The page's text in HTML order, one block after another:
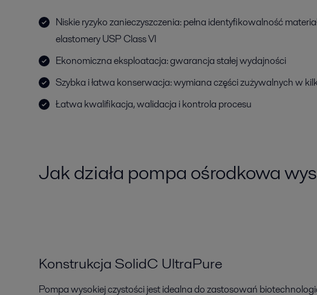
Niskie ryzyko zanieczyszczenia: pełna identyfikowalność
elastomery USP Class VI
Ekonomiczna eksploatacja: gwarancja stałej wydajności
Szybka i łatwa konserwacja: wymiana części zużywalnych w
Łatwa kwalifikacja, walidacja i kontrola procesu
Jak działa pompa ośrodkowa
Konstrukcja SolidC UltraPure
Pompa wysokiej czystości jest idealna do zastosowań